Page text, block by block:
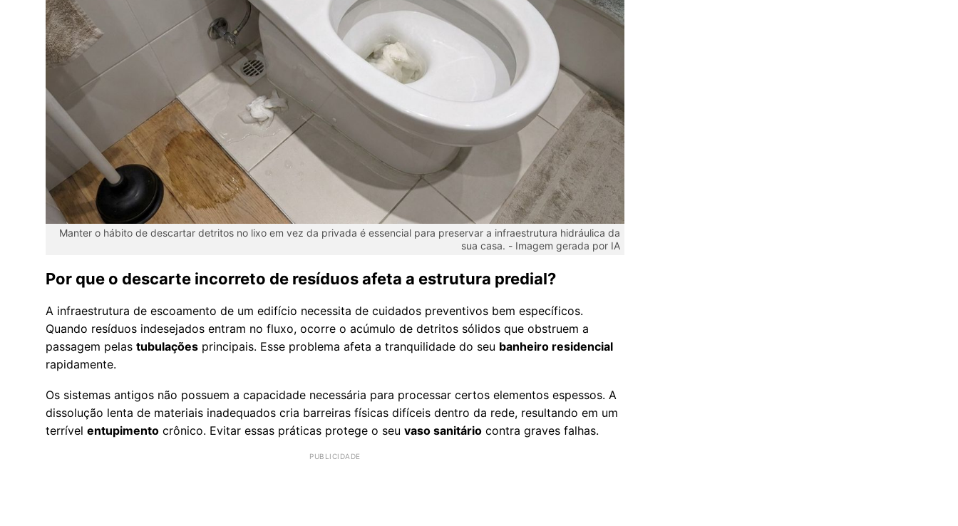
Manter o hábito de descartar detritos no lixo em vez da privada é essencial para preservar a infraestrutura hidráulica da
sua casa. - Imagem gerada por IA
Por que o descarte incorreto de resíduos afeta a estrutura predial?
A infraestrutura de escoamento de um edifício necessita de cuidados preventivos bem específicos.
Quando resíduos indesejados entram no fluxo, ocorre o acúmulo de detritos sólidos que obstruem a
passagem pelas tubulações principais. Esse problema afeta a tranquilidade do seu banheiro residencial
rapidamente.
Os sistemas antigos não possuem a capacidade necessária para processar certos elementos espessos. A
dissolução lenta de materiais inadequados cria barreiras físicas difíceis dentro da rede, resultando em um
terrível entupimento crônico. Evitar essas práticas protege o seu vaso sanitário contra graves falhas.